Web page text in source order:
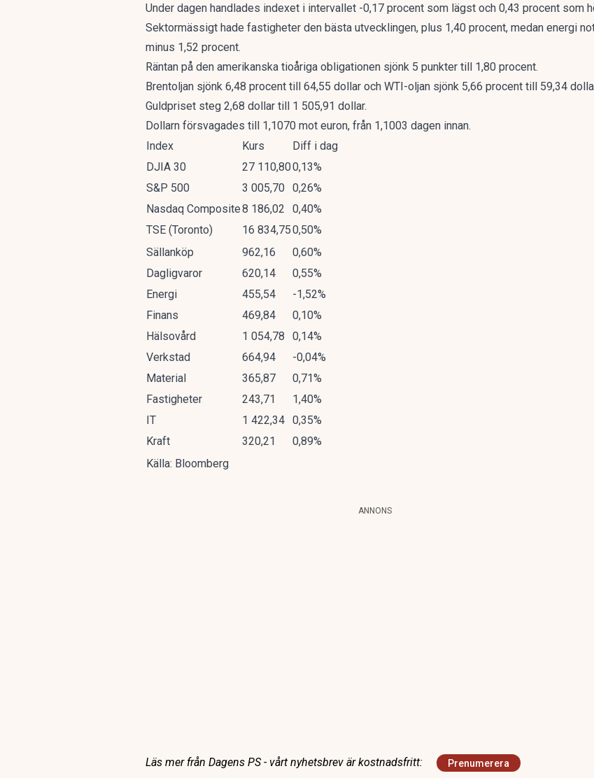
Under dagen handlades indexet i intervallet -0,17 procent som lägst och 0,43 procent som
Sektormässigt hade fastigheter den bästa utvecklingen, plus 1,40 procent, medan energi
minus 1,52 procent.
Räntan på den amerikanska tioåriga obligationen sjönk 5 punkter till 1,80 procent.
Brentoljan sjönk 6,48 procent till 64,55 dollar och WTI-oljan sjönk 5,66 procent till 59,34
Guldpriset steg 2,68 dollar till 1 505,91 dollar.
Dollarn försvagades till 1,1070 mot euron, från 1,1003 dagen innan.
Index
Kurs
Diff i dag
DJIA 30
27 110,800,13%
S&P 500
3 005,70 0,26%
Nasdaq Composite8 186,02
0,40%
TSE (Toronto)
16 834,750,50%
Sällanköp
962,16
0,60%
Dagligvaror
620,14
0,55%
Energi
455,54
-1,52%
Finans
469,84
0,10%
Hälsovård
1 054,78
0,14%
Verkstad
664,94
-0,04%
Material
365,87
0,71%
Fastigheter
243,71
1,40%
IT
1 422,34 0,35%
Kraft
320,21
0,89%
Källa: Bloomberg
ANNONS
Läs mer från Dagens PS - vårt nyhetsbrev är kostnadsfritt: Prenumerera